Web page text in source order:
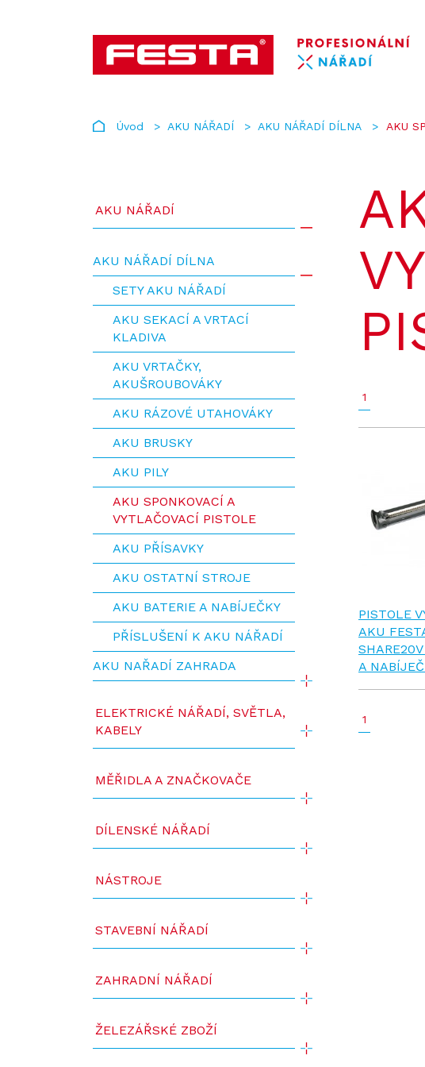
Úvod AKU NÁŘADÍ AKU NÁŘADÍ DÍLNA AKU
AKU NÁŘADÍ
AKU NÁŘADÍ DÍLNA
SETY AKU NÁŘADÍ
AKU SEKACÍ A VRTACÍ
KLADIVA
AKU VRTAČKY,
AKUŠROUBOVÁKY
AKU RÁZOVÉ UTAHOVÁKY
AKU BRUSKY
AKU PILY
AKU SPONKOVACÍ A
VYTLAČOVACÍ PISTOLE
AKU PŘÍSAVKY
AKU OSTATNÍ STROJE
AKU BATERIE A NABÍJEČKY
PŘÍSLUŠENÍ K AKU NÁŘADÍ
AKU NAŘADÍ ZAHRADA
ELEKTRICKÉ NÁŘADÍ, SVĚTLA,
KABELY
MĚŘIDLA A ZNAČKOVAČE
DÍLENSKÉ NÁŘADÍ
NÁSTROJE
STAVEBNÍ NÁŘADÍ
ZAHRADNÍ NÁŘADÍ
ŽELEZÁŘSKÉ ZBOŽÍ
1
PISTOLE
AKU
A
1